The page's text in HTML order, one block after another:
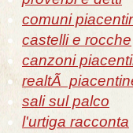
comuni
castelli e rocche
canzoni
realtÃ
sali sul palco
l'urtiga racconta